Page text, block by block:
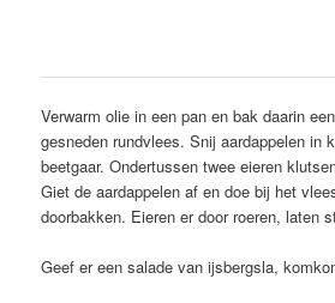
Verwarm olie in een pan en bak daarin
gesneden rundvlees. Snij aardappelen in
beetgaar. Ondertussen twee eieren
Giet de aardappelen af en doe bij het
doorbakken. Eieren er door roeren, laten
Geef er een salade van ijsbergsla,